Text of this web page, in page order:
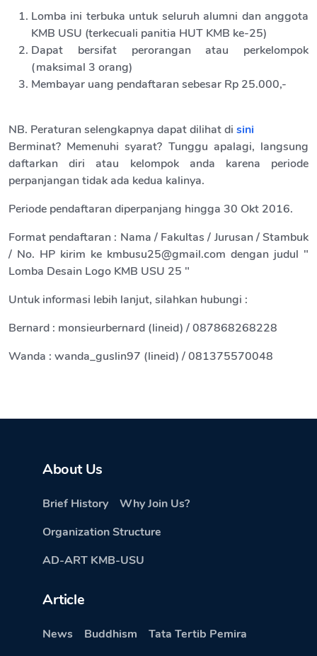
Lomba ini terbuka untuk seluruh alumni dan anggota
KMB USU (terkecuali panitia HUT KMB ke-25)
Dapat bersifat perorangan atau perkelompok
(maksimal 3 orang)
Membayar uang pendaftaran sebesar Rp 25.000,-
NB. Peraturan selengkapnya dapat dilihat di sini
Berminat? Memenuhi syarat? Tunggu apalagi, langsung
daftarkan diri atau kelompok anda karena periode
perpanjangan tidak ada kedua kalinya.
Periode pendaftaran diperpanjang hingga 30 Okt 2016.
Format pendaftaran : Nama / Fakultas / Jurusan / Stambuk
/ No. HP kirim ke kmbusu25@gmail.com dengan judul "
Lomba Desain Logo KMB USU 25 "
Untuk informasi lebih lanjut, silahkan hubungi :
Bernard : monsieurbernard (lineid) / 087868268228
Wanda : wanda_guslin97 (lineid) / 081375570048
About Us
Brief History
Why Join Us?
Organization Structure
AD-ART KMB-USU
Article
News Buddhism Tata Tertib Pemira